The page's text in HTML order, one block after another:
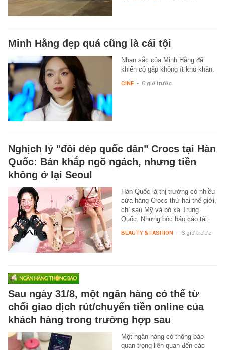
Minh Hằng đẹp quá cũng là cái tội
Nhan sắc của Minh Hằng đã
khiến cô gặp không ít khó khăn.
CINE - 6 giờ trước
Nghịch lý "đôi dép quốc dân" Crocs tại Hàn
Quốc: Bán khắp ngõ ngách, nhưng tiền
không ở lại Seoul
Hàn Quốc là thị trường có nhiều
cửa hàng Crocs thứ hai thế giới,
chỉ sau Mỹ và bỏ xa Trung
Quốc. Nhưng bóc báo cáo tài…
BEAUTY & FASHION - 6 giờ trước
Sau ngày 31/8, một ngân hàng có thể từ
chối giao dịch rút/chuyển tiền online của
khách hàng trong trường hợp sau
Một ngân hàng có thông báo
quan trọng liên quan đến các